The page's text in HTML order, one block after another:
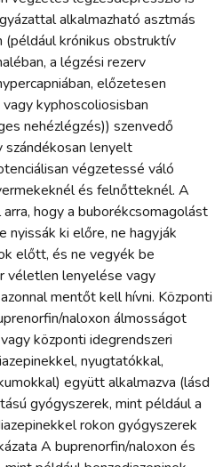
alkalmazható asztmás
krónikus obstruktív
a légzési rezerv
előzetesen
kyphoscoliosisban
nehézlégzés)) szenvedő
lenyelt
végzetessé váló
és felnőtteknél. A
hogy a buborékcsomagolást
nyissák ki előre, ne hagyják
előtt, és ne vegyék be
véletlen lenyelése vagy
mentőt kell hívni. Központi
naloxon álmosságot
központi idegrendszeri
nyugtatókkal,
együtt alkalmazva (lásd
gyógyszerek, mint például a
rokon gyógyszerek
A buprenorfin/naloxon és